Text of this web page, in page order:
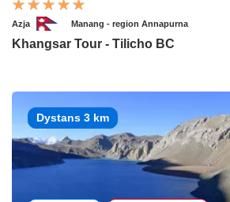
Azja Manang - region Annapurna
Khangsar Tour - Tilicho BC
Dystans 3 km